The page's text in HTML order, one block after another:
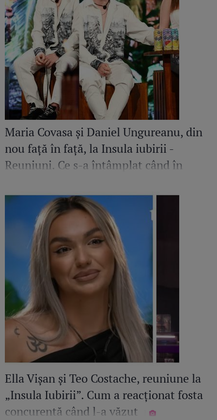
Maria Covasa și Daniel Ungureanu, din
nou față în față, la Insula iubirii -
Reuniuni. Ce s-a întâmplat când în
concurent
Ella Vișan și Teo Costache, reuniune la
„Insula Iubirii”. Cum a reacționat fosta
concurentă când l-a văzut